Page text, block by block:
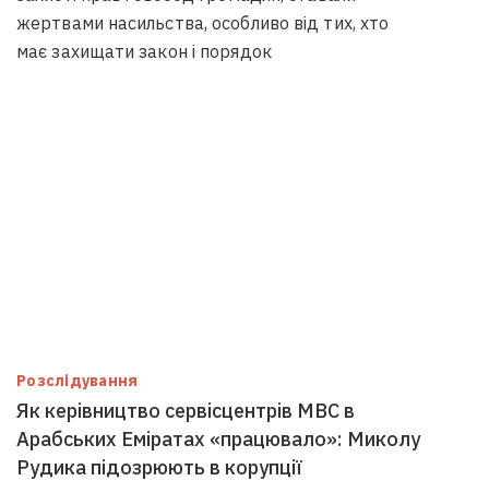
жертвами насильства, особливо від тих, хто
має захищати закон і порядок
Розслідування
Як керівництво сервісцентрів МВС в
Арабських Еміратах «працювало»: Миколу
Рудика підозрюють в корупції